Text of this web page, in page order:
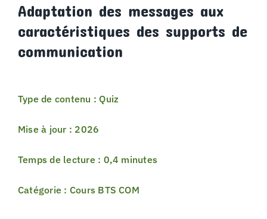
S’INSCRIRE
ACTUALITÉS
Adaptation des messages aux
caractéristiques des supports de
communication
Type de contenu : Quiz
Mise à jour : 2026
Temps de lecture : 0,4 minutes
Catégorie : Cours BTS COM